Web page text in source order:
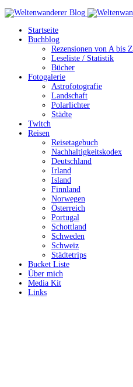
Startseite
Buchblog
Rezensionen von A bis Z
Leseliste / Statistik
Bücher
Fotogalerie
Astrofotografie
Landschaft
Polarlichter
Städte
Twitch
Reisen
Reisetagebuch
Nachhaltigkeitskodex
Deutschland
Irland
Island
Finnland
Norwegen
Österreich
Portugal
Schottland
Schweden
Schweiz
Städtetrips
Bucket Liste
Über mich
Media Kit
Links